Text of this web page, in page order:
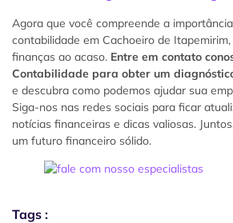
Agora que você compreende a
contabilidade em Cachoeiro de
finanças ao acaso. Entre em contato
Contabilidade para obter um
e descubra como podemos ajudar sua
Siga-nos nas redes sociais para ficar
notícias financeiras e dicas valiosas.
um futuro financeiro sólido.
Tags :